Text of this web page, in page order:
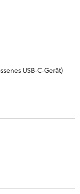
USB‑C‑Gerät)